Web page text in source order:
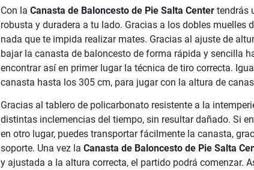
Con la Canasta de Baloncesto de Pie Salta Centertendrás
robusta y duradera a tu lado. Gracias a los dobles muelles
nada que te impida realizar mates. Gracias al ajuste de
bajar la canasta de baloncesto de forma rápida y sencilla
encontrar así en primer lugar la técnica de tiro correcta.
canasta hasta los 305 cm, para jugar con la altura de
Gracias al tablero de policarbonato resistente a la
distintas inclemencias del tiempo, sin resultar dañado. Si
en otro lugar, puedes transportar fácilmente la canasta,
soporte. Una vez la Canasta de Baloncesto de Pie Salta
y ajustada a la altura correcta, el partido podrá comenzar.